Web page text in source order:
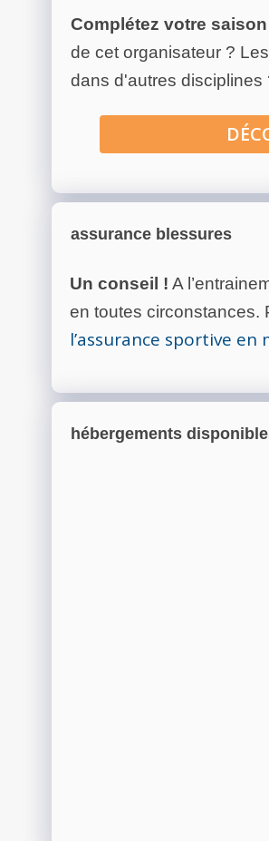
Complétez votre
de cet organisateur ?
dans d'autres disciplines
assurance blessures
Un conseil ! A
en toutes circonstances.
l’assurance sportive
hébergements